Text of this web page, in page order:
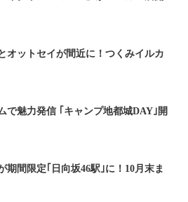
オットセイが間近に！つくみイルカ
で魅力発信 ｢キャンプ地都城DAY｣開
期間限定｢日向坂46駅｣に！10月末ま